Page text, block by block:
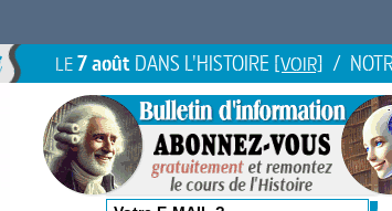
LE7 août DANS L'HISTOIRE [VOIR] /